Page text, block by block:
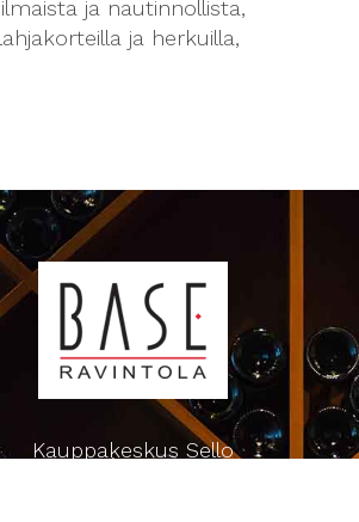
ja nautinnollista,
ja herkuilla,
Kauppakeskus Sello